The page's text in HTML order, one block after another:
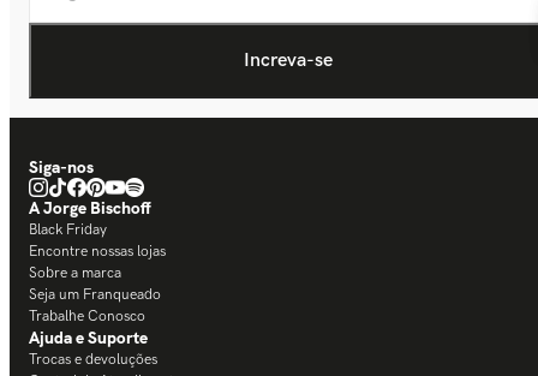
Siga-nos
A Jorge Bischoff
Black Friday
Encontre nossas lojas
Sobre a marca
Seja um Franqueado
Trabalhe Conosco
Ajuda e Suporte
Trocas e devoluções